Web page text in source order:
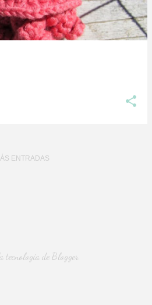
ENTRADAS
tecnología de Blogger